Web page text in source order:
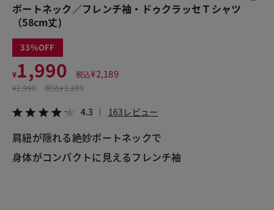
ボートネック／フレンチ袖・ドゥクラッセＴシャツ
（58cm丈)
33
¥1,990 税込¥2,189
¥2,990 税込¥3,289
4.3 163レビュー
肩紐が隠れる絶妙ボートネックで
この商品をシェアする
LINE X メール